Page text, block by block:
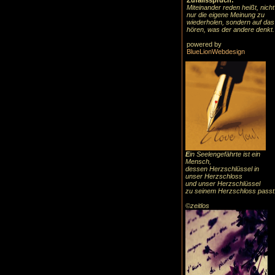
Miteinander reden heißt, nicht
nur die eigene Meinung zu
wiederholen, sondern auf das
hören, was der andere denkt.
powered by
BlueLionWebdesign
Ein Seelengefährte ist ein
Mensch,
dessen Herzschlüssel in
unser Herzschloss
und unser Herzschlüssel
zu seinem Herzschloss
©zeitlos